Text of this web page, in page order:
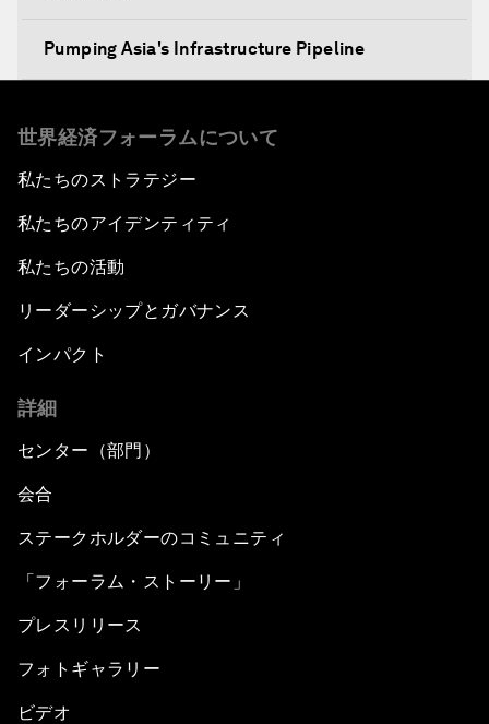
Pumping Asia's Infrastructure Pipeline
The New AEC Context
The Geopolitics of Asia's Energy Supply
ASEAN's Global Impact
Anchoring Trust in East Asia's New Regionalism
世界経済フォーラムについて
私たちのストラテジー
私たちのアイデンティティ
私たちの活動
リーダーシップとガバナンス
インパクト
詳細
センター（部門）
会合
ステークホルダーのコミュニティ
「フォーラム・ストーリー」
プレスリリース
フォトギャラリー
ビデオ